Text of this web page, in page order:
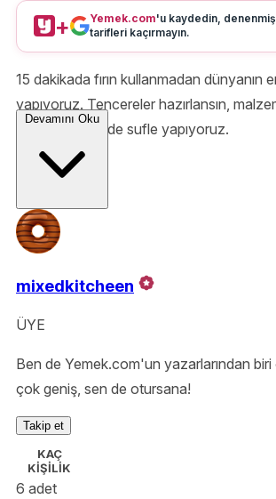
+ Yemek.com'u kaydedin,
tarifleri kaçırmayın.
15 dakikada fırın kullanmadan dünyanın
yapıyoruz. Tencereler hazırlansın,
çıksın, tencerede sufle yapıyoruz.
Devamını Oku
mixedkitcheen
ÜYE
Ben de Yemek.com'un yazarlarından
çok geniş, sen de otursana!
Takip et
KAÇ
KİŞİLİK
6 adet